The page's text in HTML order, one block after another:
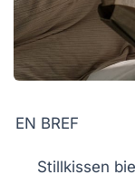
EN BREF
Stillkissen